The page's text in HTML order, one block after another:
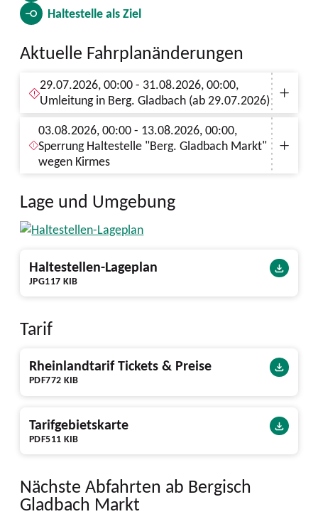
Haltestelle alsZiel
Aktuelle Fahrplanänderungen
29.07.2026, 00:00 - 31.08.2026, 00:00,
Umleitung in Berg. Gladbach (ab 29.07.2026)
03.08.2026, 00:00 - 13.08.2026, 00:00,
Sperrung Haltestelle "Berg. Gladbach Markt"
wegen Kirmes
Lage und Umgebung
JPG117 KIB
Haltestellen-Lageplan
Tarif
PDF772 KIB
Rheinlandtarif Tickets & Preise
PDF511 KIB
Tarifgebietskarte
Nächste Abfahrten ab Bergisch
Gladbach Markt